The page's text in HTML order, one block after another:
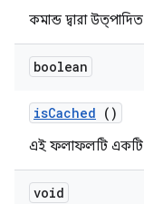
কমান্ড দ্বারা
boolean
isCached ()
এই ফলাফলটি একটি
void